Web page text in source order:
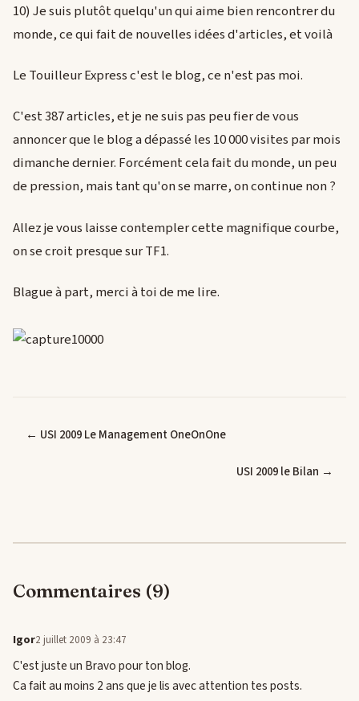
10) Je suis plutôt quelqu'un qui aime bien rencontrer du
monde, ce qui fait de nouvelles idées d'articles, et voilà
Le Touilleur Express c'est le blog, ce n'est pas moi.
C'est 387 articles, et je ne suis pas peu fier de vous
annoncer que le blog a dépassé les 10 000 visites par mois
dimanche dernier. Forcément cela fait du monde, un peu
de pression, mais tant qu'on se marre, on continue non ?
Allez je vous laisse contempler cette magnifique courbe,
on se croit presque sur TF1.
Blague à part, merci à toi de me lire.
← USI 2009 Le Management OneOnOne
USI 2009 le Bilan →
Commentaires (9)
Igor2 juillet 2009 à 23:47
C'est juste un Bravo pour ton blog.
Ca fait au moins 2 ans que je lis avec attention tes posts.